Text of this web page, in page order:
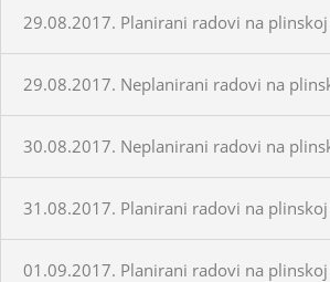
29.08.2017. Planirani radovi na
29.08.2017. Neplanirani radovi na
30.08.2017. Neplanirani radovi na
31.08.2017. Planirani radovi na plinskoj
01.09.2017. Planirani radovi na